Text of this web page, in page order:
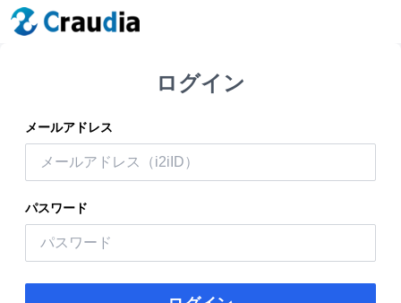
ログイン
メールアドレス
パスワード